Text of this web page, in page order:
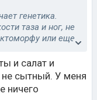
генетика.
таза и ног, не
или еще
то результатов
раз
что
худеет,
и салат и
не сытный. У меня
ничего